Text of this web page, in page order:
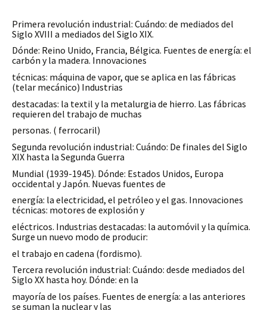
Primera revolución industrial: Cuándo: de mediados del
Siglo XVIII a mediados del Siglo XIX.
Dónde: Reino Unido, Francia, Bélgica. Fuentes de energía: el
carbón y la madera. Innovaciones
técnicas: máquina de vapor, que se aplica en las fábricas
(telar mecánico) Industrias
destacadas: la textil y la metalurgia de hierro. Las fábricas
requieren del trabajo de muchas
personas. ( ferrocaril)
Segunda revolución industrial: Cuándo: De finales del Siglo
XIX hasta la Segunda Guerra
Mundial (1939-1945). Dónde: Estados Unidos, Europa
occidental y Japón. Nuevas fuentes de
energía: la electricidad, el petróleo y el gas. Innovaciones
técnicas: motores de explosión y
eléctricos. Industrias destacadas: la automóvil y la química.
Surge un nuevo modo de producir:
el trabajo en cadena (fordismo).
Tercera revolución industrial: Cuándo: desde mediados del
Siglo XX hasta hoy. Dónde: en la
mayoría de los países. Fuentes de energía: a las anteriores
se suman la nuclear y las